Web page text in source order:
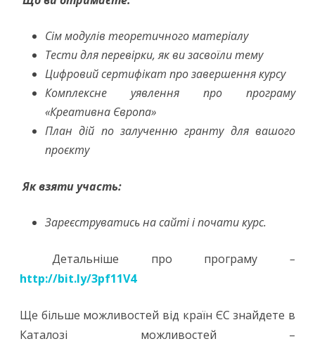
Сім модулів теоретичного матеріалу
Тести для перевірки, як ви засвоїли тему
Цифровий сертифікат про завершення курсу
Комплексне уявлення про програму
«Креативна Європа»
План дій по залученню гранту для вашого
проєкту
Як взяти участь:
Зареєструватись на сайті і почати курс.
Детальніше про програму –
http://bit.ly/3pf11V4
Ще більше можливостей від країн ЄС знайдете в
Каталозі можливостей –